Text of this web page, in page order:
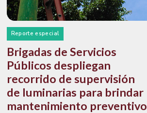
Reporte especial
Brigadas de Servicios
Públicos despliegan
recorrido de supervisión
de luminarias para brindar
mantenimiento preventivo